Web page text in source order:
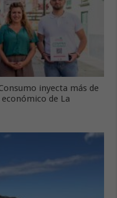
inyecta más de
de La